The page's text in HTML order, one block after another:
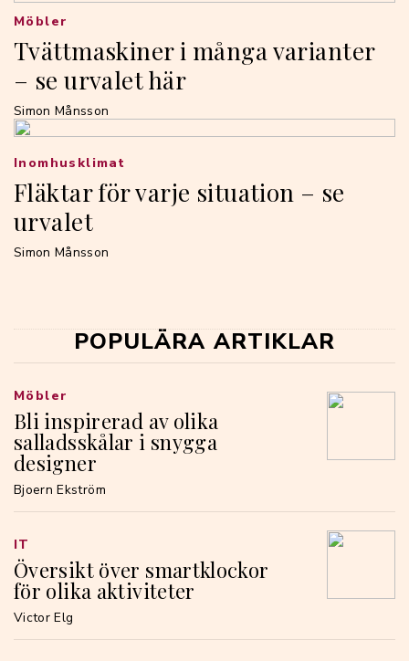
Tvättmaskiner i många varianter
– se urvalet här
Möbler
Simon Månsson
Fläktar för varje situation – se
urvalet
Inomhusklimat
Simon Månsson
POPULÄRA ARTIKLAR
Bli inspirerad av olika
salladsskålar i snygga
designer
Möbler
Bjoern Ekström
Översikt över smartklockor
för olika aktiviteter
IT
Victor Elg